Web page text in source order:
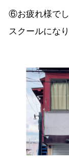
⑥お疲れ様で
スクールになり